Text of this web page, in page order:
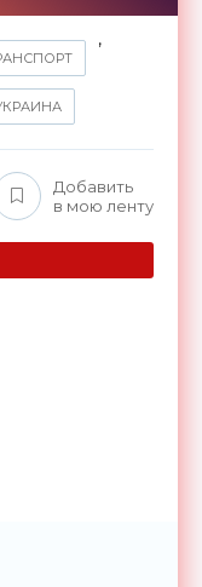
,
Добавить
в мою ленту